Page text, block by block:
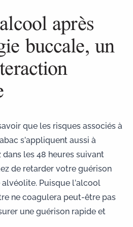
après
buccale, un
que les risques associés à
s’appliquent aussi à
dans les 48 heures suivant
de retarder votre guérison
Puisque l’alcool
ne coagulera peut-être pas
une guérison rapide et